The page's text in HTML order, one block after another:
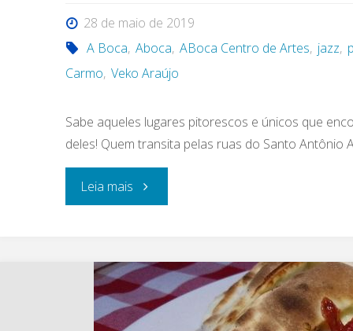
28 de maio de 2019
A Boca, Aboca, ABoca Centro de Artes, jazz,
Carmo, Veko Araújo
Sabe aqueles lugares pitorescos e únicos que
deles! Quem transita pelas ruas do Santo Antônio
Leia mais "ABOCA
de
Artes